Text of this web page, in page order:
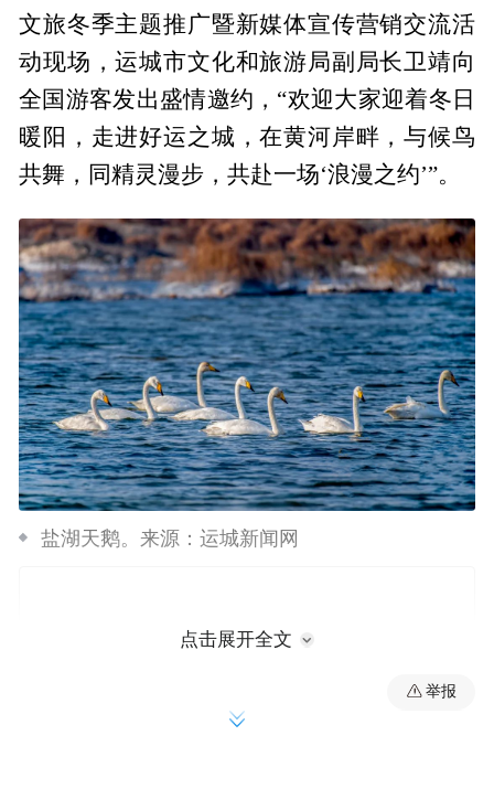
文旅冬季主题推广暨新媒体宣传营销交流活
动现场，运城市文化和旅游局副局长卫靖向
全国游客发出盛情邀约，“欢迎大家迎着冬日
暖阳，走进好运之城，在黄河岸畔，与候鸟
共舞，同精灵漫步，共赴一场‘浪漫之约’”。
盐湖天鹅。来源：运城新闻网
点击展开全文
举报